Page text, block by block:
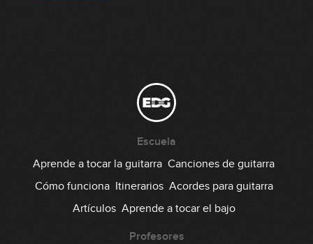
Escuela
Aprende a tocar la guitarra Canciones de guitarra
Cómo funciona Itinerarios Acordes para guitarra
Artículos Aprende a tocar el bajo
Profesores